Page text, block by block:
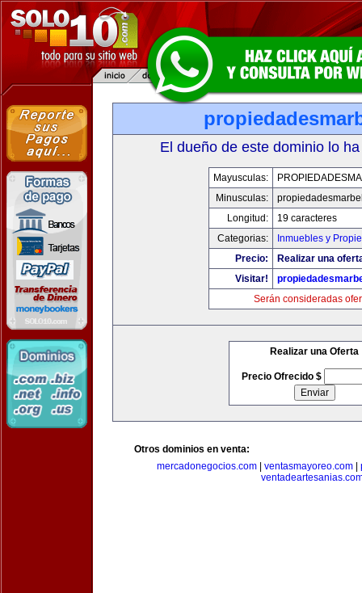
El dueño de este dominio lo
Mayusculas:
Minusculas:
Longitud:
19 caracteres
Categorias:
Inmuebles y
Precio:
Realizar una
Visitar!
Serán consideradas
Realizar una Oferta
Precio Ofrecido $
Otros dominios en venta:
mercadonegocios.com| ventasmayoreo.com|